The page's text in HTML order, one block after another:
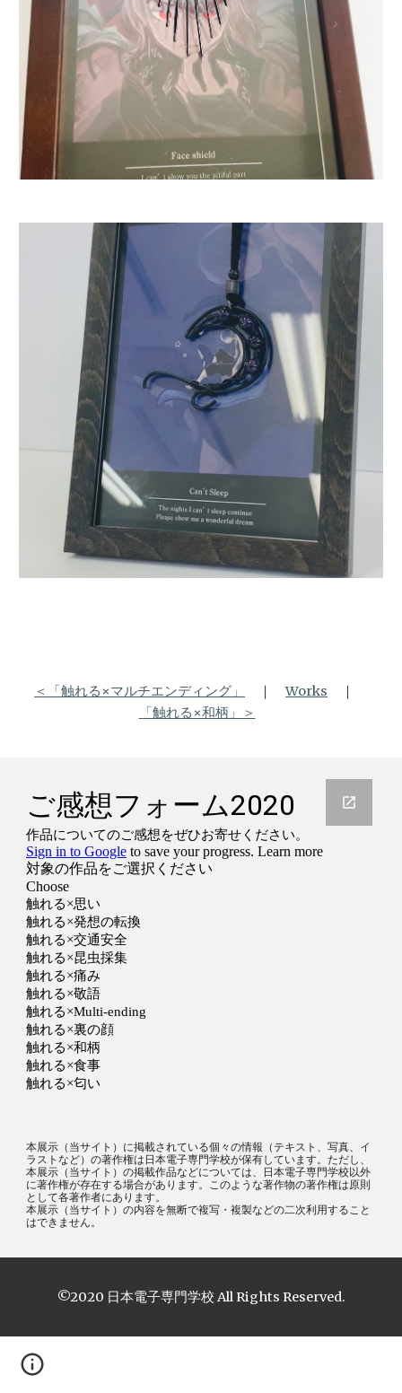
＜「触れる×マルチエンディング」 ｜ Works ｜
「触れる×和柄」＞
本展示（当サイト） に掲載されている個々の情報（テキスト、写真、イ
ラストなど）の著作権は日本電子専門学校が保有しています。ただし、
本展示（当サイト）の掲載作品などについては、
日本電子専門学校以外
に著作権が存在する場合があります。このような著作物の著作権は原則
として各著作者にあります。
本展示（当サイト）の内容を無断で複写・複製などの二次利用すること
はできません。
©2020 日本電子専門学校 All Rights Reserved.